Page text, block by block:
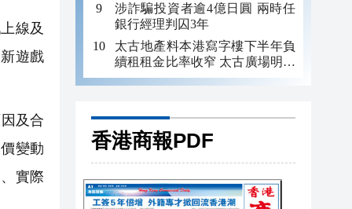
線及
遊戲
及合
變動
實際
涉詐騙投資者逾4億日圓 兩時任
銀行經理判囚3年
太古地產料本港寫字樓下半年負
續租租金比率收窄 太古廣場明年
轉正
香港商報PDF